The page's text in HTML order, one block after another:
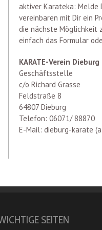
aktiver Karateka: Melde
vereinbaren mit Dir ein
die nächste Möglichkeit
einfach das Formular
KARATE-Verein Dieburg
Geschäftsstelle
c/o Richard Grasse
Feldstraße 8
64807 Dieburg
Telefon: 06071/ 88870
E-Mail: dieburg-karate
SEITEN